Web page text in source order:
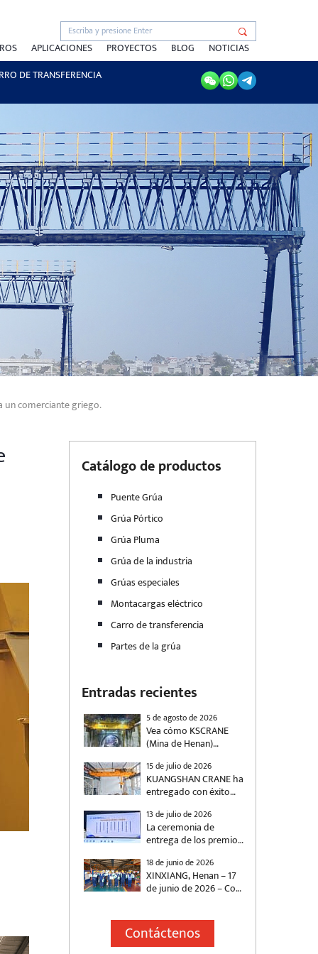
APLICACIONES PROYECTOS BLOG
NOTICIAS
DE TRANSFERENCIA
un comerciante griego.
Catálogo de productos
Puente Grúa
Grúa Pórtico
Grúa Pluma
Grúa de la industria
Grúas especiales
Montacargas eléctrico
Carro de transferencia
Partes de la grúa
Entradas recientes
5 de agosto de 2026
Vea cómo KSCRANE
(Mina de Henan)
doble viga de 500
toneladas con control
antivibración para la
construcción de
ferrocarriles de alta
velocidad.
15 de julio de 2026
KUANGSHAN CRANE ha
entregado con éxito
automatizadas para un
proyecto energético
nacional, diseñadas
específicamente para
satisfacer las
necesidades de
manipulación de
industria energética.
Las grúas se utilizan
para la manipulación
13 de julio de 2026
La ceremonia de
entrega de los premios
Responsable de Henan”
y “Emprendedor
Destacado en
de Henan” de 2025,
organizada
conjuntamente por el
18 de junio de 2026
XINXIANG, Henan – 17
de junio de 2026 – Con
KUANGSHAN CRANE
(Henan Mine Crane Co.,
Contáctenos